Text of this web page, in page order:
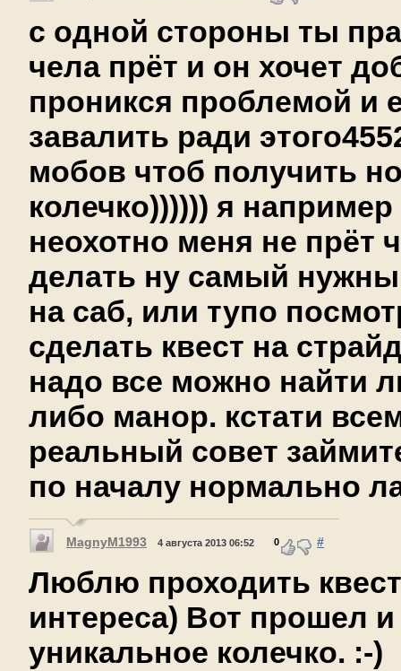
с одной стороны ты
чела прёт и он хочет
проникся проблемой и
завалить ради
мобов чтоб получить
колечко)))))) я
неохотно меня не прёт
делать ну самый
на саб, или тупо
сделать квест на
надо все можно найти
либо манор. кстати
реальный совет
по началу нормально
MagnyM1993 4 августа 2013 06:52 0 #
Люблю проходить
интереса) Вот прошел
уникальное колечко. :-)